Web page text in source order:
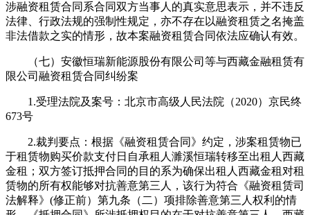
涉融资租赁合同系合同双方当事人的真实意思表示，并不违反
法律、行政法规的强制性规定，亦不存在以融资租赁之名掩盖
非法借款之实的情形，故本案融资租赁合同依法应确认有效。
（七）安徽恒瑞新能源股份有限公司等与西藏金融租赁有
限公司融资租赁合同纠纷案
1.受理法院及案号：北京市高级人民法院（2020）京民终
673号
2.裁判要点：根据《融资租赁合同》约定，涉案租赁物已
于租赁物购买价款支付日自承租人濉溪恒瑞转移至出租人西藏
金租；双方签订抵押合同的目的系为确保出租人西藏金租对租
赁物的所有权能够对抗善意第三人，该行为符合《融资租赁司
法解释》(修正前）第九条（二）项排除善意第三人权利的情